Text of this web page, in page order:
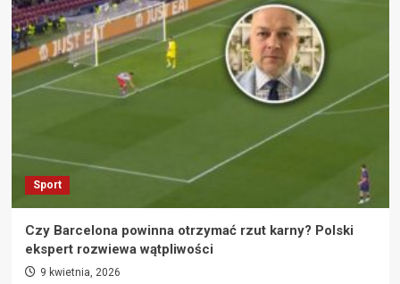
Sport
Czy Barcelona powinna otrzymać rzut karny? Polski
ekspert rozwiewa wątpliwości
9 kwietnia, 2026